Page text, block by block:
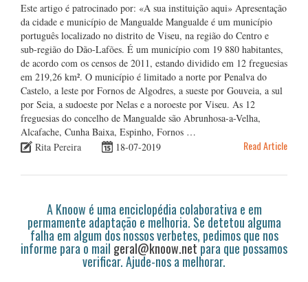
Este artigo é patrocinado por: «A sua instituição aqui» Apresentação
da cidade e município de Mangualde Mangualde é um município
português localizado no distrito de Viseu, na região do Centro e
sub-região do Dão-Lafões. É um município com 19 880 habitantes,
de acordo com os censos de 2011, estando dividido em 12 freguesias
em 219,26 km². O município é limitado a norte por Penalva do
Castelo, a leste por Fornos de Algodres, a sueste por Gouveia, a sul
por Seia, a sudoeste por Nelas e a noroeste por Viseu. As 12
freguesias do concelho de Mangualde são Abrunhosa-a-Velha,
Alcafache, Cunha Baixa, Espinho, Fornos …
Rita Pereira
18-07-2019 Read Article
A Knoow é uma enciclopédia colaborativa e em
permamente adaptação e melhoria. Se detetou alguma
falha em algum dos nossos verbetes, pedimos que nos
informe para o mail geral@knoow.netpara que possamos
verificar. Ajude-nos a melhorar.